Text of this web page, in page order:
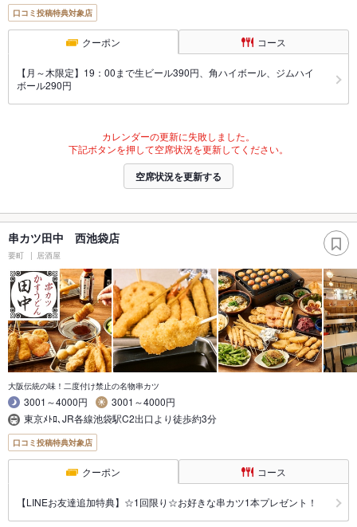
口コミ投稿特典対象店
クーポン コース
【月～木限定】19：00まで生ビール390円、角ハイボール、ジムハイ
ボール290円
カレンダーの更新に失敗しました。
下記ボタンを押して空席状況を更新してください。
空席状況を更新する
串カツ田中 西池袋店
要町 居酒屋
大阪伝統の味！二度付け禁止の名物串カツ
3001～4000円
3001～4000円
東京ﾒﾄﾛ､JR各線池袋駅C2出口より徒歩約3分
口コミ投稿特典対象店
クーポン コース
【LINEお友達追加特典】☆1回限り☆お好きな串カツ1本プレゼント！